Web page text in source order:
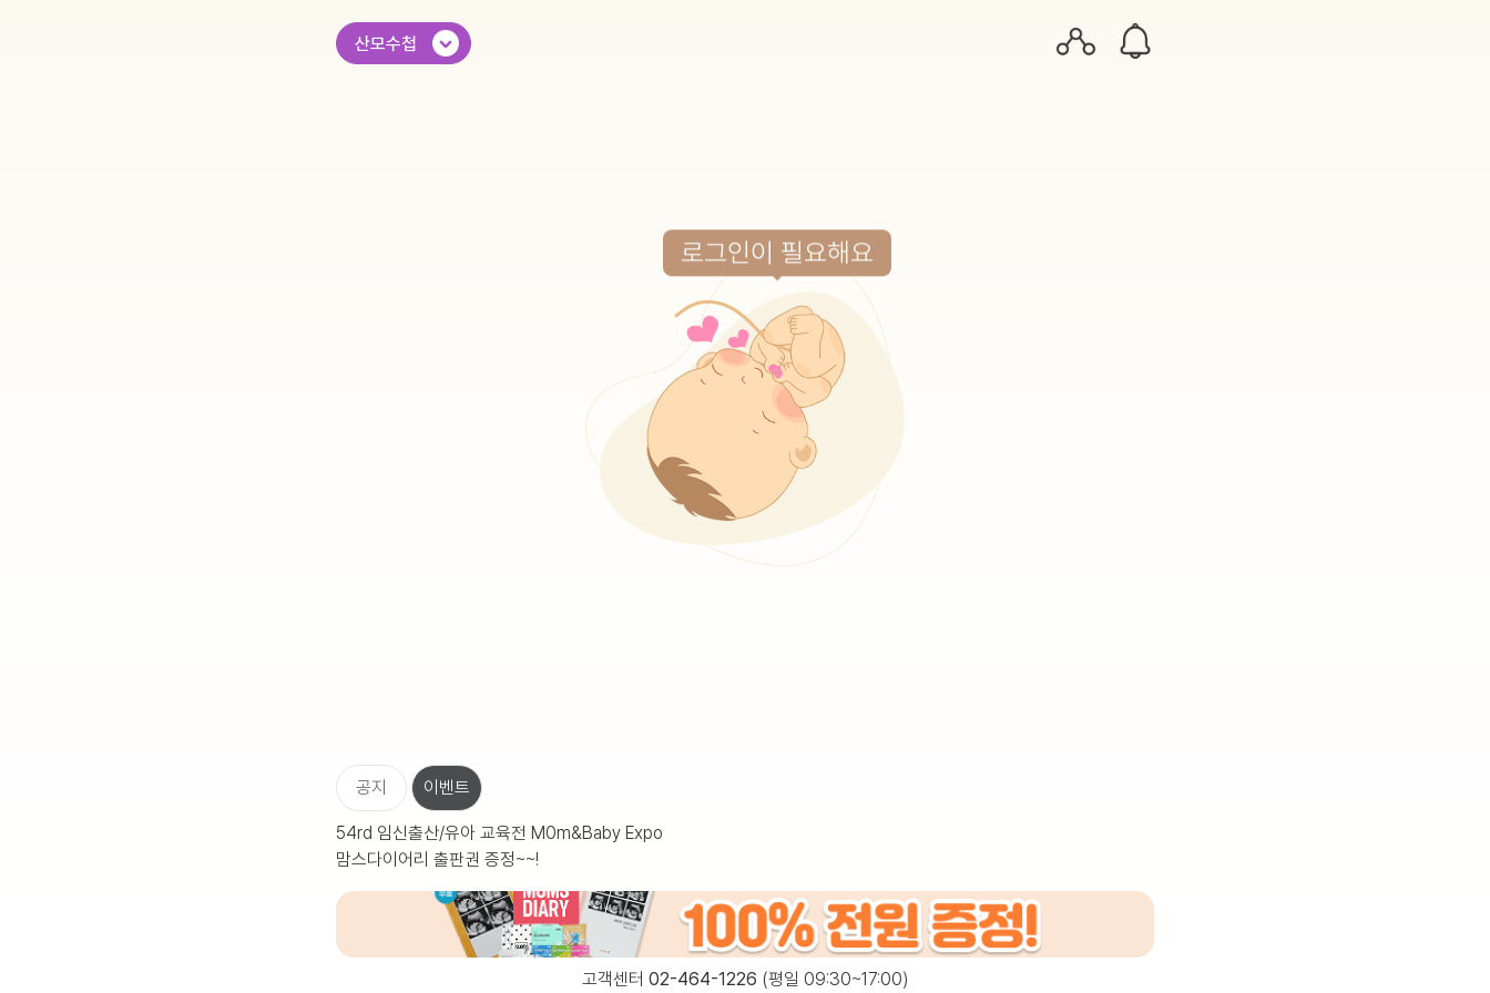
로그인이 필요해요
공지 이벤트
54rd 임신출산/유아 교육전 M0m&Baby Expo
맘스다이어리 출판권 증정~~!
고객센터 02-464-1226 (평일 09:30~17:00)